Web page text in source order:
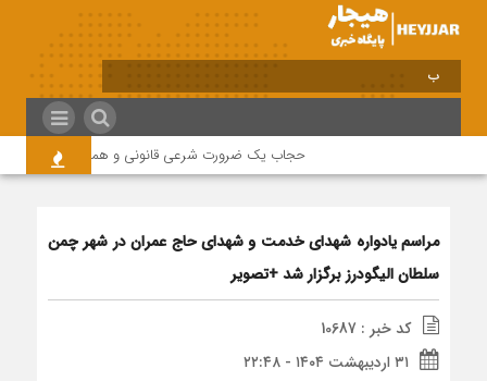
برابر با : Saturday - 8 August - 2026
حجاب یک ضرورت شرعی قانونی و همه در این زمینه
مراسم یادواره شهدای خدمت و شهدای حاج عمران در شهر چمن
سلطان الیگودرز برگزار شد +تصویر
کد خبر : 10687
۳۱ اردیبهشت ۱۴۰۴ - ۲۲:۴۸